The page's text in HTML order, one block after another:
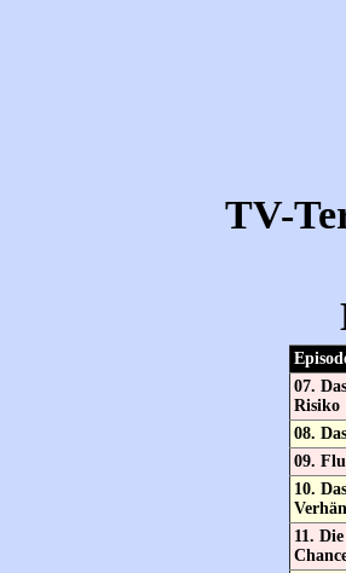
TV-
07.
Risiko
08.
09.
10.
11.